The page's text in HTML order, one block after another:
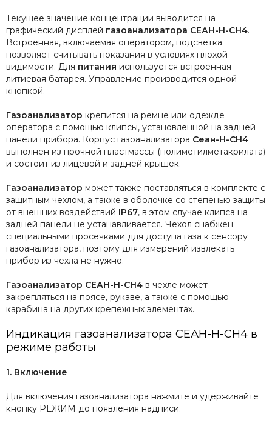
Текущее значение концентрации выводится на
графический дисплей газоанализатора СЕАН-Н-CH4.
Встроенная, включаемая оператором, подсветка
позволяет считывать показания в условиях плохой
видимости. Для питания используется встроенная
литиевая батарея. Управление производится одной
кнопкой.
Газоанализатор крепится на ремне или одежде
оператора с помощью клипсы, установленной на задней
панели прибора. Корпус газоанализатора Сеан-Н-CH4
выполнен из прочной пластмассы (полиметилметакрилата)
и состоит из лицевой и задней крышек.
Газоанализатор может также поставляться в комплекте с
защитным чехлом, а также в оболочке со степенью защиты
от внешних воздействий IP67, в этом случае клипса на
задней панели не устанавливается. Чехол снабжен
специальными просечками для доступа газа к сенсору
газоанализатора, поэтому для измерений извлекать
прибор из чехла не нужно.
Газоанализатор СЕАН-Н-CH4 в чехле может
закрепляться на поясе, рукаве, а также с помощью
карабина на других крепежных элементах.
Индикация газоанализатора СЕАН-Н-CH4 в
режиме работы
1. Включение
Для включения газоанализатора нажмите и удерживайте
кнопку РЕЖИМ до появления надписи.